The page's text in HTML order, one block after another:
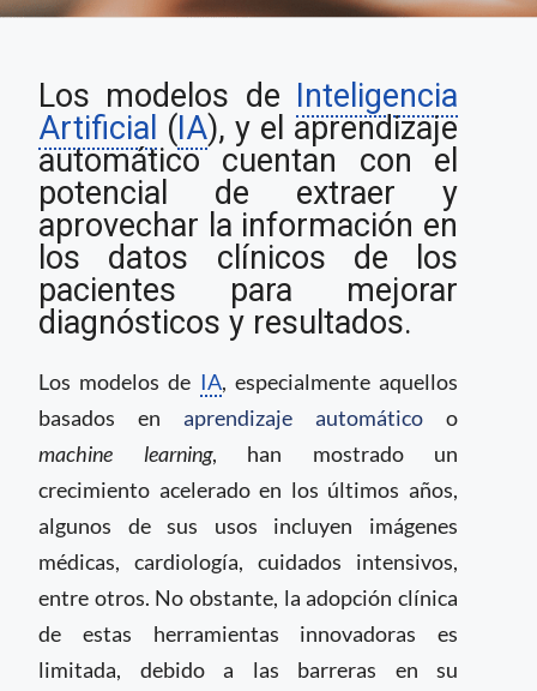
Inteligencia Artificial
en el campo clínico
Los modelos de Inteligencia
Artificial (IA), y el aprendizaje
automático cuentan con el
potencial de extraer y
aprovechar la información en
los datos clínicos de los
pacientes para mejorar
diagnósticos y resultados.
Los modelos de IA, especialmente aquellos
basados en aprendizaje automático o
machine learning, han mostrado un
crecimiento acelerado en los últimos años,
algunos de sus usos incluyen imágenes
médicas, cardiología, cuidados intensivos,
entre otros. No obstante, la adopción clínica
de estas herramientas innovadoras es
limitada, debido a las barreras en su